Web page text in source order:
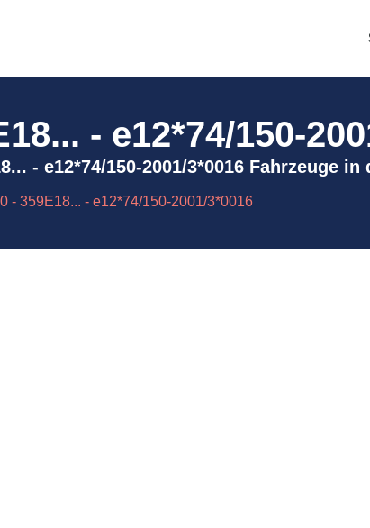
- e12*74/150-
- e12*74/150-2001/3*0016 Fahrzeuge in
- 359E18... - e12*74/150-2001/3*0016